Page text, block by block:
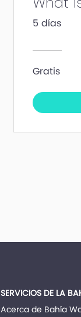
5 días
Gratis
SERVICIOS DE LA
Acerca de Bahía